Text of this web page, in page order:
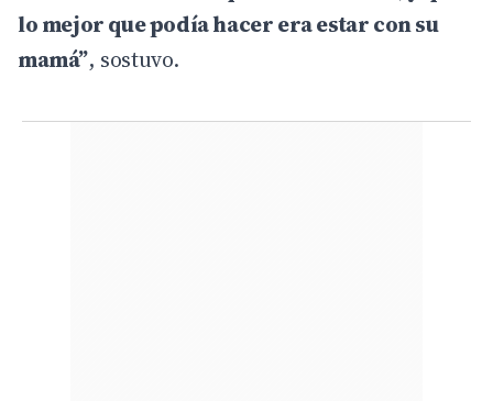
lo mejor que podía hacer era estar con su
mamá”, sostuvo.